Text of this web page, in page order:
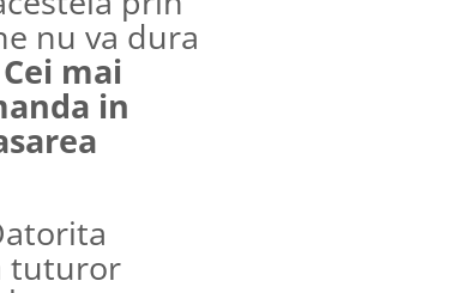
nu va dura
Cei mai
in
tuturor